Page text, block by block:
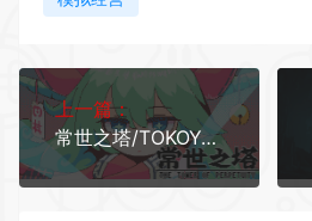
上一篇：
常世之塔/TOKOYO: The Tower of Perpetuity（v5797145）